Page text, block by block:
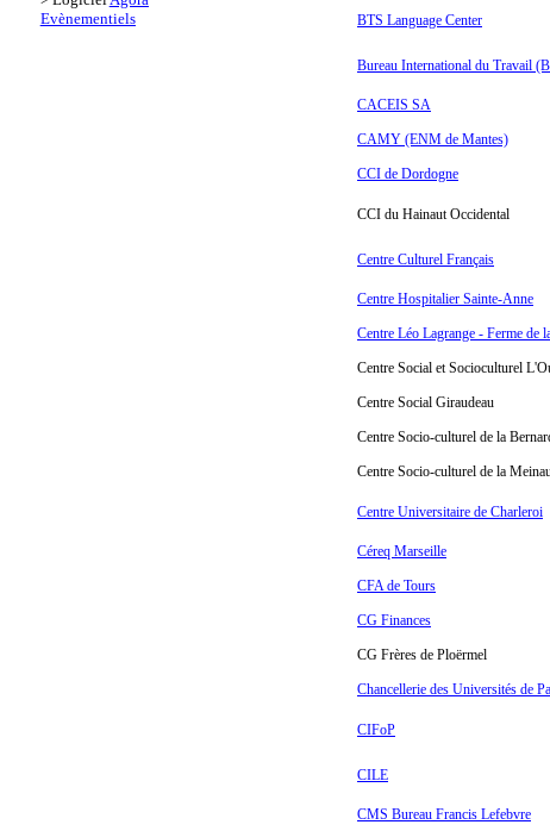
Evènementiels
BTS Language Center
Bureau International du Travail
CACEIS SA
CAMY (ENM de Mantes)
CCI de Dordogne
CCI du Hainaut Occidental
Centre Culturel Français
Centre Hospitalier Sainte-Anne
Centre Léo Lagrange - Ferme de
Centre Social et Socioculturel
Centre Social Giraudeau
Centre Socio-culturel de la
Centre Socio-culturel de la
Centre Universitaire de Charleroi
Céreq Marseille
CFA de Tours
CG Finances
CG Frères de Ploërmel
Chancellerie des Universités de
CIFoP
CILE
CMS Bureau Francis Lefebvre